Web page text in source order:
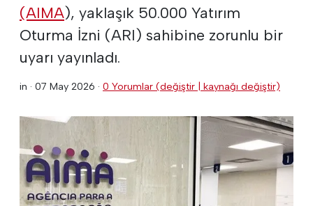
(AIMA), yaklaşık 50.000 Yatırım
Oturma İzni (ARI) sahibine zorunlu bir
uyarı yayınladı.
in · 07 May 2026 · 0 Yorumlar (değiştir | kaynağı değiştir)